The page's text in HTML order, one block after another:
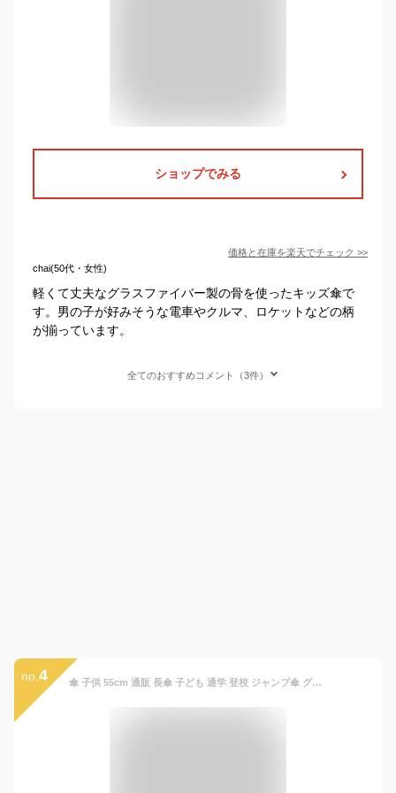
ショップでみる
価格と在庫を楽天でチェック >>
chai(50代・女性)
軽くて丈夫なグラスファイバー製の骨を使ったキッズ傘で
す。男の子が好みそうな電車やクルマ、ロケットなどの柄
が揃っています。
全てのおすすめコメント（3件）
no. 4 傘 子供 55cm 通販 長傘 子ども 通学 登校 ジャンプ傘 グラスファイバー骨 丈夫 おしゃれ かっこいい シンプル 小学生 小学校 ギフト プレゼント 入学祝い ボーイズ キッズ 傘 SHEIL